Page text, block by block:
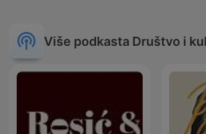
Više podkasta Društvo i